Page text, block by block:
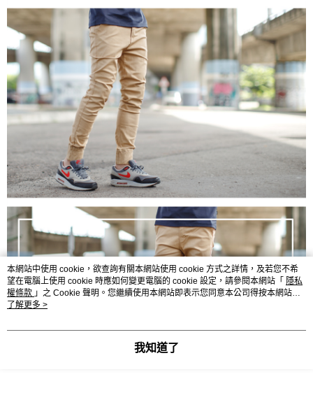
本網站中使用 cookie，欲查詢有關本網站使用 cookie 方式之詳情，及若您不希
望在電腦上使用 cookie 時應如何變更電腦的 cookie 設定，請參閱本網站「 隱私
權條款 」之 Cookie 聲明。您繼續使用本網站即表示您同意本公司得按本網站使
用條款之 Cookie 聲明使用 cookie。
了解更多 >
我知道了